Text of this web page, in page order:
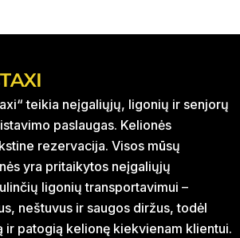
teikia neįgaliųjų, ligonių ir senjorų
paslaugas. Kelionės
rezervacija. Visos mūsų
yra pritaikytos neįgaliųjų
ligonių transportavimui –
neštuvus ir saugos diržus, todėl
ir patogią kelionę kiekvienam klientui.